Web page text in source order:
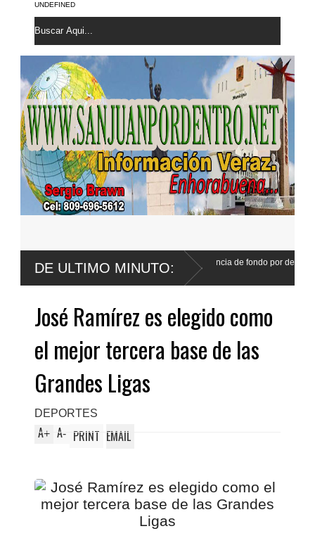
UNDEFINED
DE ULTIMO MINUTO:
para agosto primera audiencia de fondo por derrumbe del
José Ramírez es elegido como
el mejor tercera base de las
Grandes Ligas
DEPORTES
A+ A- PRINT EMAIL